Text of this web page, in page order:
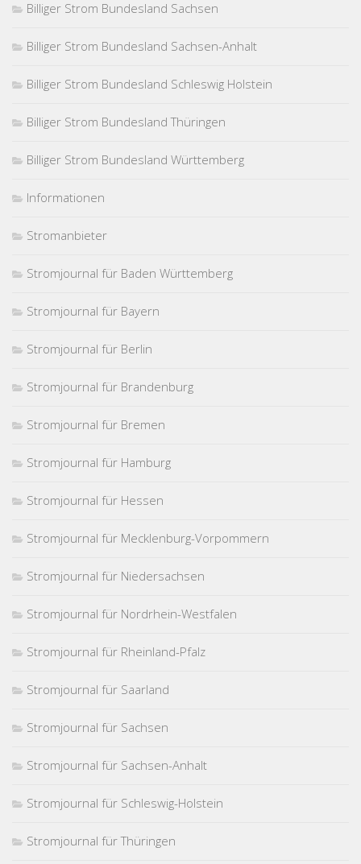
Billiger Strom Bundesland Sachsen
Billiger Strom Bundesland Sachsen-Anhalt
Billiger Strom Bundesland Schleswig Holstein
Billiger Strom Bundesland Thüringen
Billiger Strom Bundesland Württemberg
Informationen
Stromanbieter
Stromjournal für Baden Württemberg
Stromjournal für Bayern
Stromjournal für Berlin
Stromjournal für Brandenburg
Stromjournal für Bremen
Stromjournal für Hamburg
Stromjournal für Hessen
Stromjournal für Mecklenburg-Vorpommern
Stromjournal für Niedersachsen
Stromjournal für Nordrhein-Westfalen
Stromjournal für Rheinland-Pfalz
Stromjournal für Saarland
Stromjournal für Sachsen
Stromjournal für Sachsen-Anhalt
Stromjournal für Schleswig-Holstein
Stromjournal für Thüringen